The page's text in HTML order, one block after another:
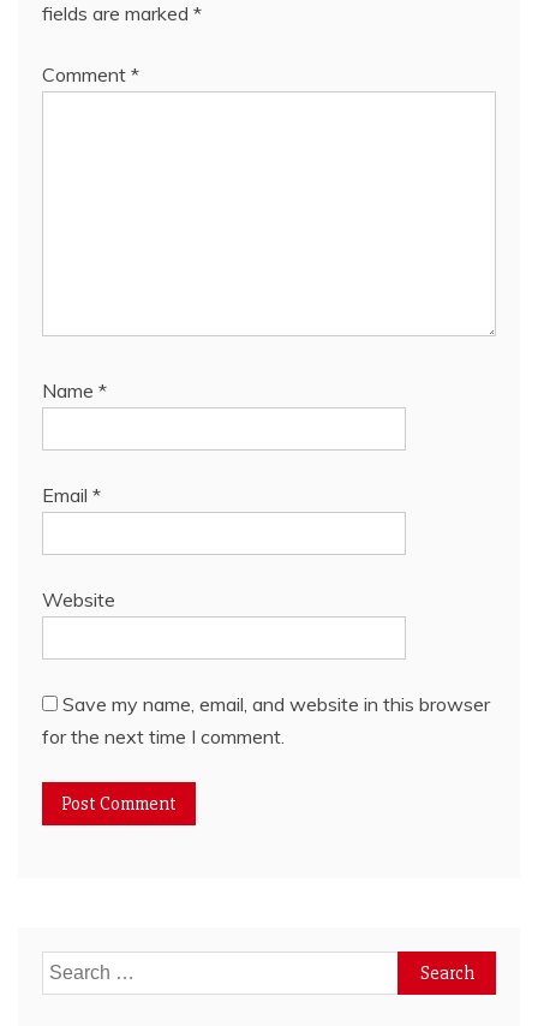
fields are marked *
Comment *
Name *
Email *
Website
Save my name, email, and website in this browser
for the next time I comment.
Search
for: